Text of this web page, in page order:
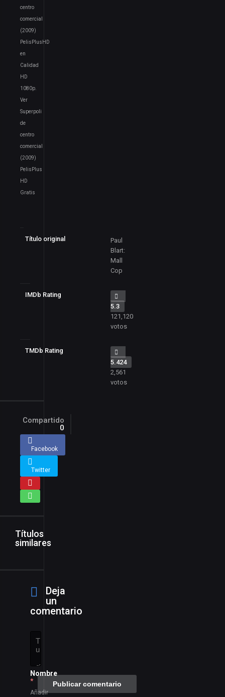
centro
comercial
(2009)
PelisPlusHD
en
Calidad
HD
1080p.
Ver
Superpoli
de
centro
comercial
(2009)
PelisPlus
HD
Gratis
Título original
Paul
Blart:
Mall
Cop
IMDb Rating
5.3
121,120
votos
TMDb Rating
5.424
2,561
votos
Compartido
0
Facebook
Twitter
Títulos
similares
Deja
un
comentario
Nombre
*
Añadir